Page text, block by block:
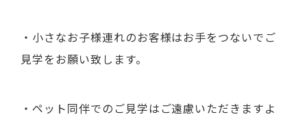
・小さなお子様連れのお客様はお手をつないでご
見学をお願い致します。
・ペット同伴でのご見学はご遠慮いただきますよ